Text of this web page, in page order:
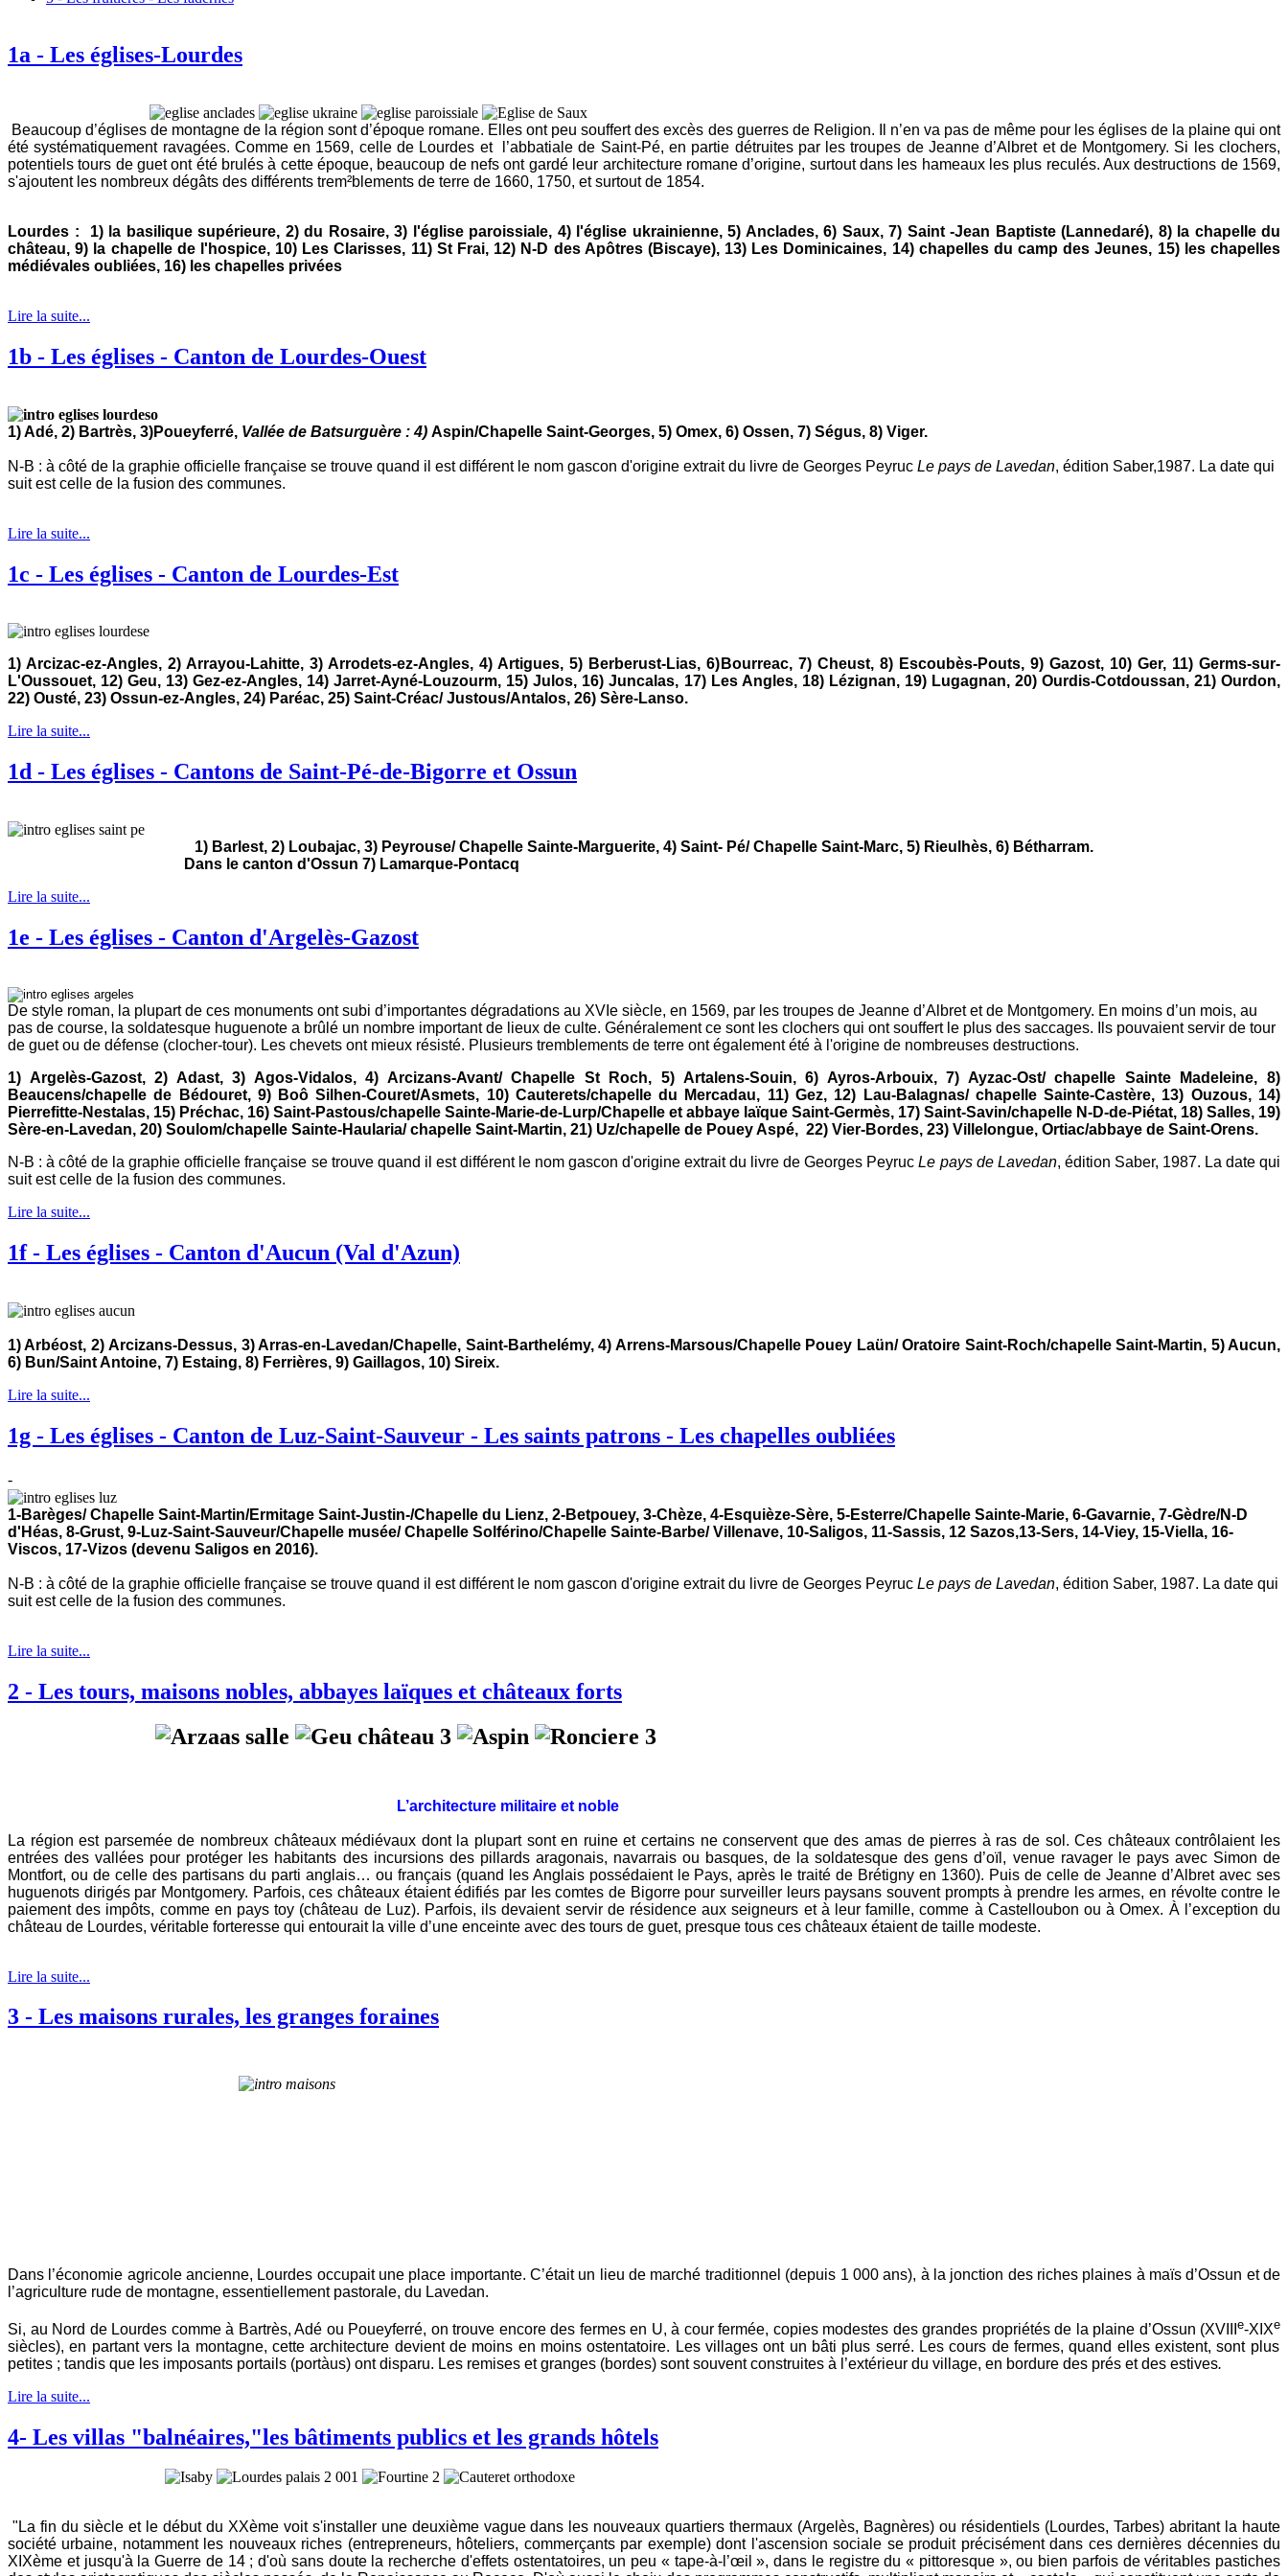
1a - Les églises-Lourdes
Beaucoup d’églises de montagne de la région sont d’époque romane. Elles ont peu souffert des excès des guerres de Religion. Il n’en va pas de même pour les églises de la plaine qui ont
été systématiquement ravagées. Comme en 1569, celle de Lourdes et l’abbatiale de Saint-Pé, en partie détruites par les troupes de Jeanne d’Albret et de Montgomery. Si les clochers,
potentiels tours de guet ont été brulés à cette époque, beaucoup de nefs ont gardé leur architecture romane d’origine, surtout dans les hameaux les plus reculés. Aux destructions de 1569,
s'ajoutent les nombreux dégâts des différents trem²blements de terre de 1660, 1750, et surtout de 1854.
Lourdes : 1) la basilique supérieure, 2) du Rosaire, 3) l'église paroissiale, 4) l'église ukrainienne, 5) Anclades, 6) Saux, 7) Saint -Jean Baptiste (Lannedaré), 8) la chapelle du
château, 9) la chapelle de l'hospice, 10) Les Clarisses, 11) St Frai, 12) N-D des Apôtres (Biscaye), 13) Les Dominicaines, 14) chapelles du camp des Jeunes, 15) les chapelles
médiévales oubliées, 16) les chapelles privées
Lire la suite...
1b - Les églises - Canton de Lourdes-Ouest
1) Adé, 2) Bartrès, 3)Poueyferré, Vallée de Batsurguère : 4) Aspin/Chapelle Saint-Georges, 5) Omex, 6) Ossen, 7) Ségus, 8) Viger.
N-B : à côté de la graphie officielle française se trouve quand il est différent le nom gascon d'origine extrait du livre de Georges Peyruc Le pays de Lavedan, édition Saber,1987. La date qui
suit est celle de la fusion des communes.
Lire la suite...
1c - Les églises - Canton de Lourdes-Est
1) Arcizac-ez-Angles, 2) Arrayou-Lahitte, 3) Arrodets-ez-Angles, 4) Artigues, 5) Berberust-Lias, 6) Bourreac, 7) Cheust, 8) Escoubès-Pouts, 9) Gazost, 10) Ger, 11) Germs-sur-
L'Oussouet, 12) Geu, 13) Gez-ez-Angles, 14) Jarret-Ayné-Louzourm, 15) Julos, 16) Juncalas, 17) Les Angles, 18) Lézignan, 19) Lugagnan, 20) Ourdis-Cotdoussan, 21) Ourdon,
22) Ousté, 23) Ossun-ez-Angles, 24) Paréac, 25) Saint-Créac/ Justous/Antalos, 26) Sère-Lanso.
Lire la suite...
1d - Les églises - Cantons de Saint-Pé-de-Bigorre et Ossun
1) Barlest, 2) Loubajac, 3) Peyrouse/ Chapelle Sainte-Marguerite, 4) Saint- Pé/ Chapelle Saint-Marc, 5) Rieulhès, 6) Bétharram.
Dans le canton d'Ossun 7) Lamarque-Pontacq
Lire la suite...
1e - Les églises - Canton d'Argelès-Gazost
De style roman, la plupart de ces monuments ont subi d’importantes dégradations au XVIe siècle, en 1569, par les troupes de Jeanne d’Albret et de Montgomery. En moins d’un mois, au
pas de course, la soldatesque huguenote a brûlé un nombre important de lieux de culte. Généralement ce sont les clochers qui ont souffert le plus des saccages. Ils pouvaient servir de tour
de guet ou de défense (clocher-tour). Les chevets ont mieux résisté. Plusieurs tremblements de terre ont également été à l'origine de nombreuses destructions.
1) Argelès-Gazost, 2) Adast, 3) Agos-Vidalos, 4) Arcizans-Avant/ Chapelle St Roch, 5) Artalens-Souin, 6) Ayros-Arbouix, 7) Ayzac-Ost/ chapelle Sainte Madeleine, 8)
Beaucens/chapelle de Bédouret, 9) Boô Silhen-Couret/Asmets, 10) Cauterets/chapelle du Mercadau, 11) Gez, 12) Lau-Balagnas/ chapelle Sainte-Castère, 13) Ouzous, 14)
Pierrefitte-Nestalas, 15) Préchac, 16) Saint-Pastous/chapelle Sainte-Marie-de-Lurp/Chapelle et abbaye laïque Saint-Germès, 17) Saint-Savin/chapelle N-D-de-Piétat, 18) Salles, 19)
Sère-en-Lavedan, 20) Soulom/chapelle Sainte-Haularia/ chapelle Saint-Martin, 21) Uz/chapelle de Pouey Aspé, 22) Vier-Bordes, 23) Villelongue, Ortiac/abbaye de Saint-Orens.
N-B : à côté de la graphie officielle française se trouve quand il est différent le nom gascon d'origine extrait du livre de Georges PeyrucLe pays de Lavedan, édition Saber, 1987. La date qui
suit est celle de la fusion des communes.
Lire la suite...
1f - Les églises - Canton d'Aucun (Val d'Azun)
1) Arbéost, 2)Arcizans-Dessus, 3) Arras-en-Lavedan/Chapelle, Saint-Barthelémy, 4) Arrens-Marsous/Chapelle Pouey Laün/ Oratoire Saint-Roch/chapelle Saint-Martin, 5) Aucun,
6) Bun/Saint Antoine, 7) Estaing, 8) Ferrières, 9) Gaillagos, 10) Sireix.
Lire la suite...
1g - Les églises - Canton de Luz-Saint-Sauveur - Les saints patrons - Les chapelles oubliées
-
1-Barèges/ Chapelle Saint-Martin/Ermitage Saint-Justin-/Chapelle du Lienz, 2-Betpouey, 3-Chèze, 4-Esquièze-Sère, 5-Esterre/Chapelle Sainte-Marie, 6-Gavarnie, 7-Gèdre/N-D
d'Héas, 8-Grust, 9-Luz-Saint-Sauveur/Chapelle musée/ Chapelle Solférino/Chapelle Sainte-Barbe/ Villenave, 10-Saligos, 11-Sassis, 12 Sazos,13-Sers, 14-Viey, 15-Viella, 16-
Viscos, 17-Vizos (devenu Saligos en 2016).
N-B : à côté de la graphie officielle française se trouve quand il est différent le nom gascon d'origine extrait du livre de Georges Peyruc Le pays de Lavedan, édition Saber, 1987. La date qui
suit est celle de la fusion des communes.
Lire la suite...
2 - Les tours, maisons nobles, abbayes laïques et châteaux forts
L’architecture militaire et noble
La région est parsemée de nombreux châteaux médiévaux dont la plupart sont en ruine et certains ne conservent que des amas de pierres à ras de sol. Ces châteaux contrôlaient les
entrées des vallées pour protéger les habitants des incursions des pillards aragonais, navarrais ou basques, de la soldatesque des gens d’oïl, venue ravager le pays avec Simon de
Montfort, ou de celle des partisans du parti anglais… ou français (quand les Anglais possédaient le Pays, après le traité de Brétigny en 1360). Puis de celle de Jeanne d’Albret avec ses
huguenots dirigés par Montgomery. Parfois, ces châteaux étaient édifiés par les comtes de Bigorre pour surveiller leurs paysans souvent prompts à prendre les armes, en révolte contre le
paiement des impôts, comme en pays toy (château de Luz). Parfois, ils devaient servir de résidence aux seigneurs et à leur famille, comme à Castelloubon ou à Omex. À l’exception du
château de Lourdes, véritable forteresse qui entourait la ville d’une enceinte avec des tours de guet, presque tous ces châteaux étaient de taille modeste.
Lire la suite...
3 - Les maisons rurales, les granges foraines
Dans l’économie agricole ancienne, Lourdes occupait une place importante. C’était un lieu de marché traditionnel (depuis 1 000 ans), à la jonction des riches plaines à maïs d’Ossun et de
l’agriculture rude de montagne, essentiellement pastorale, du Lavedan.
Si, au Nord de Lourdes comme à Bartrès, Adé ou Poueyferré, on trouve encore des fermes en U, à cour fermée, copies modestes des grandes propriétés de la plaine d’Ossun (XVIII e-XIXe
siècles), en partant vers la montagne, cette architecture devient de moins en moins ostentatoire. Les villages ont un bâti plus serré. Les cours de fermes, quand elles existent, sont plus
petites ; tandis que les imposants portails (portàus) ont disparu. Les remises et granges (bordes) sont souvent construites à l’extérieur du village, en bordure des prés et des estives.
Lire la suite...
4- Les villas "balnéaires,"les bâtiments publics et les grands hôtels
"La fin du siècle et le début du XXème voit s'installer une deuxième vague dans les nouveaux quartiers thermaux (Argelès, Bagnères) ou résidentiels (Lourdes, Tarbes) abritant la haute
société urbaine, notamment les nouveaux riches (entrepreneurs, hôteliers, commerçants par exemple) dont l'ascension sociale se produit précisément dans ces dernières décennies du
XIXème et jusqu'à la Guerre de 14 ; d'où sans doute la recherche d'effets ostentatoires, un peu « tape-à-l’œil », dans le registre du « pittoresque », ou bien parfois de véritables pastiches